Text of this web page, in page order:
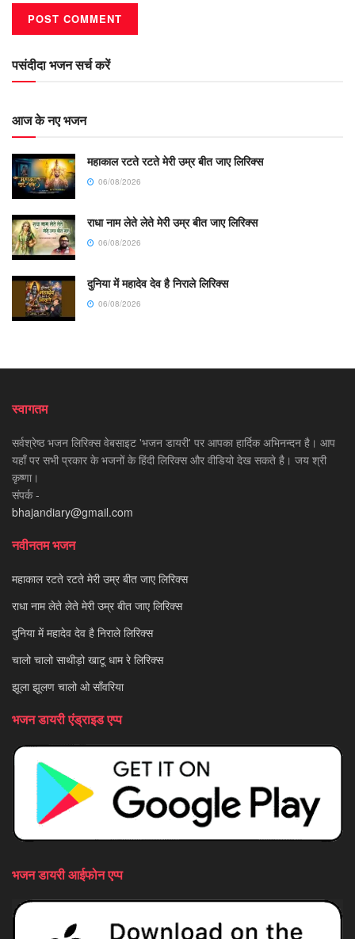
पसंदीदा भजन सर्च करें
आज के नए भजन
महाकाल रटते रटते मेरी उम्र बीत जाए लिरिक्स
06/08/2026
राधा नाम लेते लेते मेरी उम्र बीत जाए लिरिक्स
06/08/2026
दुनिया में महादेव देव है निराले लिरिक्स
06/08/2026
स्वागतम
सर्वश्रेष्ठ भजन लिरिक्स वेबसाइट 'भजन डायरी' पर आपका हार्दिक अभिनन्दन है। आप
यहाँ पर सभी प्रकार के भजनों के हिंदी लिरिक्स और वीडियो देख सकते है। जय श्री
कृष्णा।
संपर्क -
bhajandiary@gmail.com
नवीनतम भजन
महाकाल रटते रटते मेरी उम्र बीत जाए लिरिक्स
राधा नाम लेते लेते मेरी उम्र बीत जाए लिरिक्स
दुनिया में महादेव देव है निराले लिरिक्स
चालो चालो साथीड़ो खाटू धाम रे लिरिक्स
झूला झूलण चालो ओ साँवरिया
भजन डायरी एंड्राइड एप्प
भजन डायरी आईफोन एप्प